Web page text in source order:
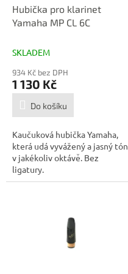
Hubička pro klarinet
Yamaha MP CL 6C
SKLADEM
934 Kč bez DPH
1 130 Kč
Do košíku
Kaučuková hubička Yamaha,
která udá vyvážený a jasný tón
v jakékoliv oktávě. Bez
ligatury.